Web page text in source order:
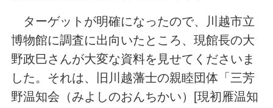
ターゲットが明確になったので、川越市立
博物館に調査に出向いたところ、現館長の大
野政巳さんが大変な資料を見せてくださいま
した。それは、旧川越藩士の親睦団体「三芳
野温知会（みよしのおんちかい）[現初雁温知